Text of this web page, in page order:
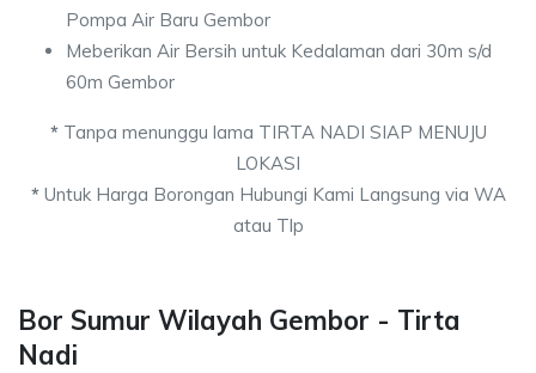
Pompa Air Baru Gembor
Meberikan Air Bersih untuk Kedalaman dari 30m s/d
60m Gembor
*Tanpa menunggu lama TIRTA NADI SIAP MENUJU
LOKASI
*Untuk Harga Borongan Hubungi Kami Langsung via WA
atau Tlp
Bor Sumur Wilayah Gembor - Tirta
Nadi